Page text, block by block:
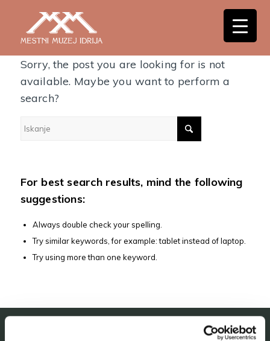
Nothing Found
Sorry, the post you are looking for is not
available. Maybe you want to perform a
search?
For best search results, mind the following
suggestions:
Always double check your spelling.
Try similar keywords, for example: tablet instead of laptop.
Try using more than one keyword.